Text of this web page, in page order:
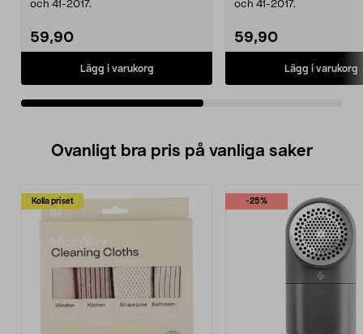
och 41-2017.
59,90
Lägg i varukorg
och 41-2017.
59,90
Lägg i varukorg
Ovanligt bra pris på vanliga saker
Kolla priset -25%